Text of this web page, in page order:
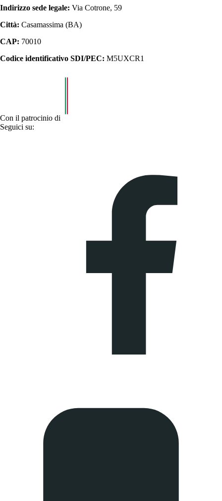
Indirizzo sede legale: Via Cotrone, 59
Città: Casamassima (BA)
CAP: 70010
Codice identificativo SDI/PEC: M5UXCR1
Con il patrocinio di
Seguici su: